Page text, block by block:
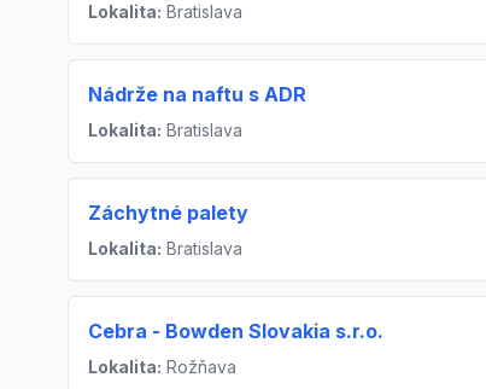
Lokalita: Bratislava
Nádrže na naftu s ADR
Lokalita: Bratislava
Záchytné palety
Lokalita: Bratislava
Cebra - Bowden Slovakia s.r.o.
Lokalita: Rožňava